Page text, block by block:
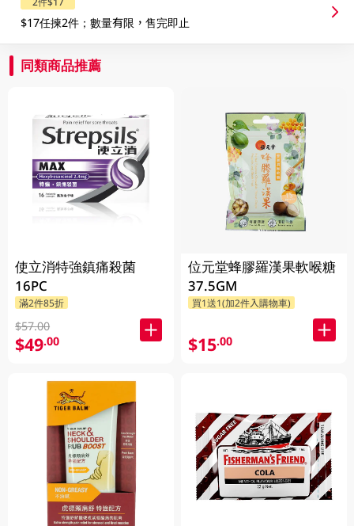
$17任揀2件；數量有限，售完即止
同類商品推薦
使立消特強鎮痛殺菌
16PC
滿2件85折
$57.00
$49.00
位元堂蜂膠羅漢果軟喉糖
37.5GM
買1送1(加2件入購物車)
$15.00